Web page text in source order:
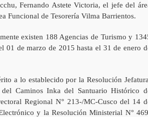
Fernando Astete Victoria, el jefe del
Funcional de Tesorería Vilma Barrientos.
existen 188 Agencias de Turismo y
01 de marzo de 2015 hasta el 31 de enero
a lo establecido por la Resolución
Caminos Inka del Santuario Histórico
Regional N° 213-/MC-Cusco del 14
y la Resolución Ministerial N°